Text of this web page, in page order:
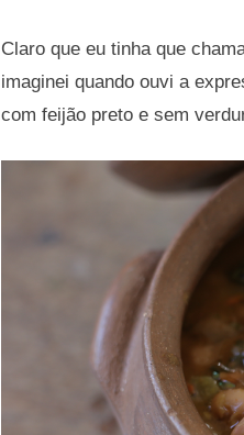
Claro que eu tinha que
imaginei quando ouvi a
com feijão preto e sem